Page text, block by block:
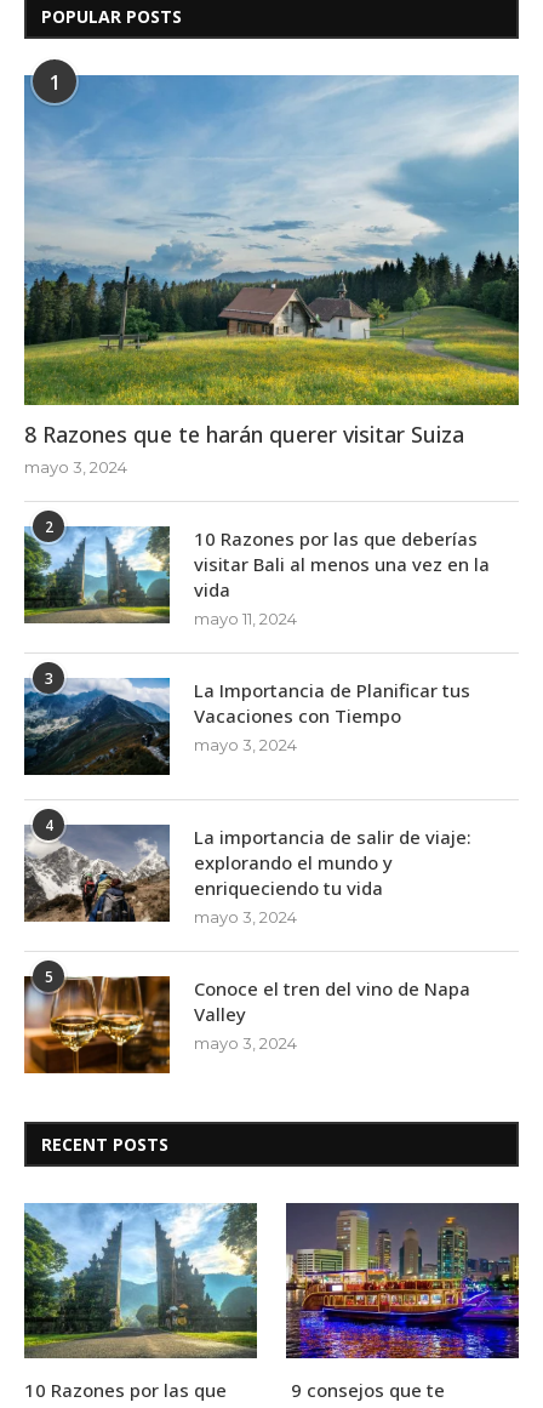
POPULAR POSTS
1
8 Razones que te harán querer visitar Suiza
mayo 3, 2024
2
10 Razones por las que deberías
visitar Bali al menos una vez en la
vida
mayo 11, 2024
3
La Importancia de Planificar tus
Vacaciones con Tiempo
mayo 3, 2024
4
La importancia de salir de viaje:
explorando el mundo y
enriqueciendo tu vida
mayo 3, 2024
5
Conoce el tren del vino de Napa
Valley
mayo 3, 2024
RECENT POSTS
10 Razones por las que
9 consejos que te